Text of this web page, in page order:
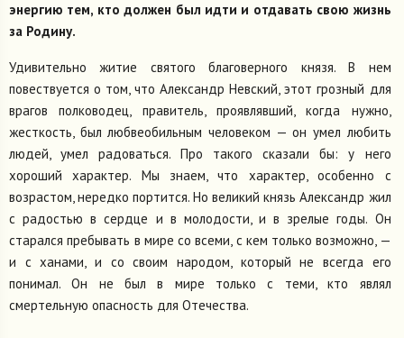
энергию тем, кто должен был идти и отдавать свою жизнь
за Родину.
Удивительно житие святого благоверного князя. В нем
повествуется о том, что Александр Невский, этот грозный для
врагов полководец, правитель, проявлявший, когда нужно,
жесткость, был любвеобильным человеком — он умел любить
людей, умел радоваться. Про такого сказали бы: у него
хороший характер. Мы знаем, что характер, особенно с
возрастом, нередко портится. Но великий князь Александр жил
с радостью в сердце и в молодости, и в зрелые годы. Он
старался пребывать в мире со всеми, с кем только возможно, —
и с ханами, и со своим народом, который не всегда его
понимал. Он не был в мире только с теми, кто являл
смертельную опасность для Отечества.